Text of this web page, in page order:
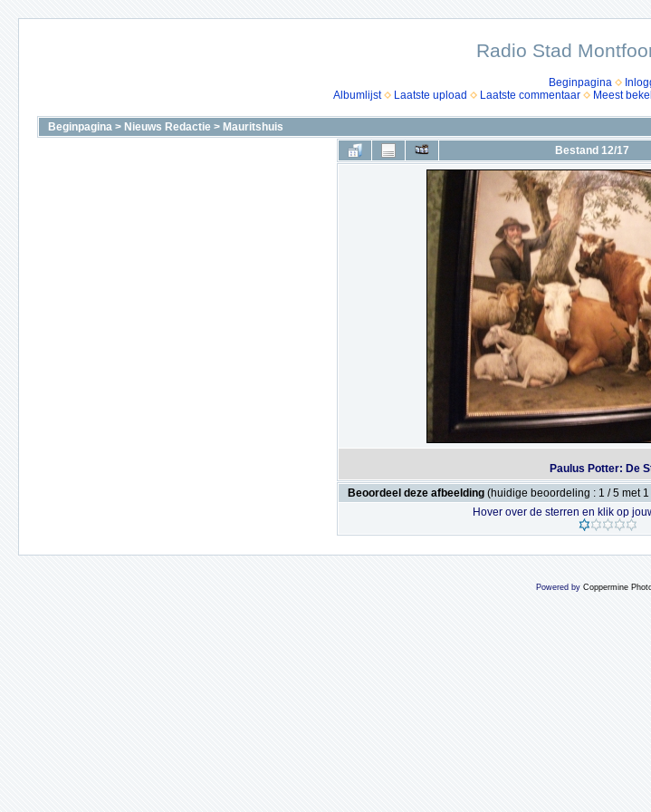
Radio Stad
Beginpagina
Albumlijst
Laatste upload Laatste commentaar Meest
Beginpagina > Nieuws Redactie > Mauritshuis
Bestand 12/17
Paulus Potter: De
Beoordeel deze afbeelding (huidige beoordeling : 1 / 5 met
Hover over de sterren en klik op
Powered by Coppermine